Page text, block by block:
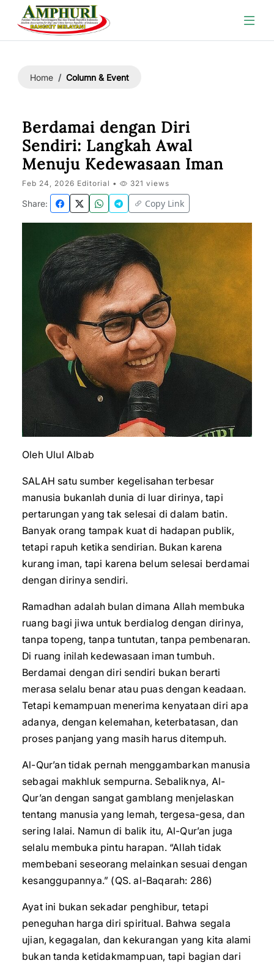
Home Column & Event
Berdamai dengan Diri
Sendiri: Langkah Awal
Menuju Kedewasaan Iman
Feb 24, 2026 Editorial • 321 views
Share: Copy Link
Oleh Ulul Albab
SALAH satu sumber kegelisahan terbesar
manusia bukanlah dunia di luar dirinya, tapi
pertarungan yang tak selesai di dalam batin.
Banyak orang tampak kuat di hadapan publik,
tetapi rapuh ketika sendirian. Bukan karena
kurang iman, tapi karena belum selesai berdamai
dengan dirinya sendiri.
Ramadhan adalah bulan dimana Allah membuka
ruang bagi jiwa untuk berdialog dengan dirinya,
tanpa topeng, tanpa tuntutan, tanpa pembenaran.
Di ruang inilah kedewasaan iman tumbuh.
Berdamai dengan diri sendiri bukan berarti
merasa selalu benar atau puas dengan keadaan.
Tetapi kemampuan menerima kenyataan diri apa
adanya, dengan kelemahan, keterbatasan, dan
proses panjang yang masih harus ditempuh.
Al-Qur’an tidak pernah menggambarkan manusia
sebagai makhluk sempurna. Sebaliknya, Al-
Qur’an dengan sangat gamblang menjelaskan
tentang manusia yang lemah, tergesa-gesa, dan
sering lalai. Namun di balik itu, Al-Qur’an juga
selalu membuka pintu harapan. “Allah tidak
membebani seseorang melainkan sesuai dengan
kesanggupannya.” (QS. al-Baqarah: 286)
Ayat ini bukan sekadar penghibur, tetapi
peneguhan harga diri spiritual. Bahwa segala
ujian, kegagalan, dan kekurangan yang kita alami
bukan tanda ketidakmampuan, tapi bagian dari